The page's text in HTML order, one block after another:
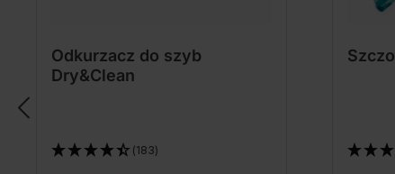
Odkurzacz do szyb
Dry&Clean
(183)